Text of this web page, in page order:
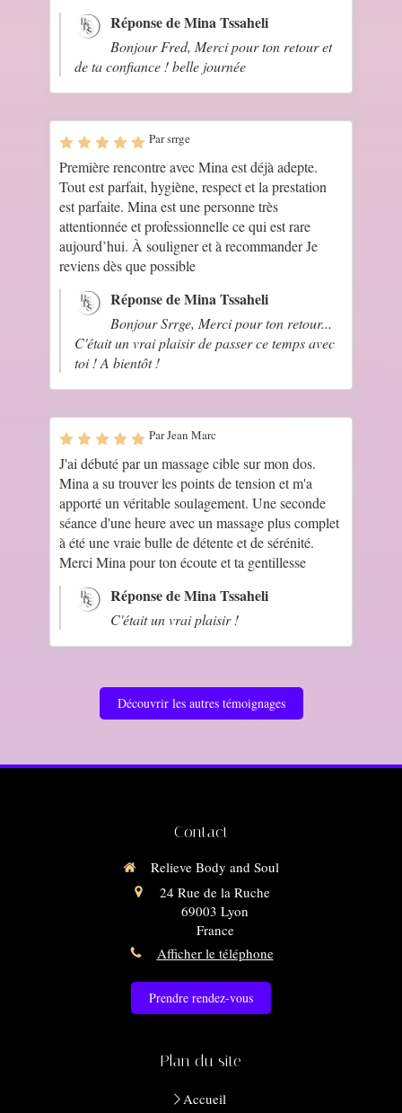
Réponse de Mina Tssaheli
Bonjour Fred, Merci pour ton retour et
de ta confiance ! belle journée
Par srrge
Première rencontre avec Mina est déjà adepte.
Tout est parfait, hygiène, respect et la prestation
est parfaite. Mina est une personne très
attentionnée et professionnelle ce qui est rare
aujourd’hui. À souligner et à recommander Je
reviens dès que possible
Réponse de Mina Tssaheli
Bonjour Srrge, Merci pour ton retour...
C'était un vrai plaisir de passer ce temps avec
toi ! A bientôt !
Par Jean Marc
J'ai débuté par un massage cible sur mon dos.
Mina a su trouver les points de tension et m'a
apporté un véritable soulagement. Une seconde
séance d'une heure avec un massage plus complet
à été une vraie bulle de détente et de sérénité.
Merci Mina pour ton écoute et ta gentillesse
Réponse de Mina Tssaheli
C'était un vrai plaisir !
Découvrir les autres témoignages
Contact
Relieve Body and Soul
24 Rue de la Ruche
69003 Lyon
France
Afficher le téléphone
Prendre rendez-vous
Plan du site
Accueil